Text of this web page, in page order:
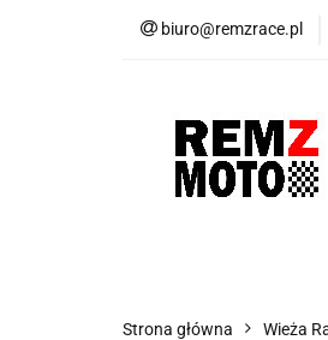
biuro@remzrace.pl
Strona główna Wieża